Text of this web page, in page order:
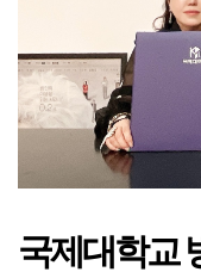
국제대학교